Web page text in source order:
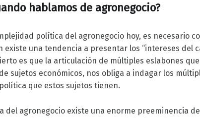
hablamos de agronegocio?
política del agronegocio hoy, es necesario
existe una tendencia a presentar los “intereses del
es que la articulación de múltiples eslabones
sujetos económicos, nos obliga a indagar los
que estos sujetos tienen.
del agronegocio existe una enorme preeminencia